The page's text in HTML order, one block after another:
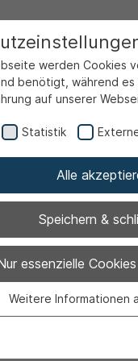
Galerie Ahlen /
werden Cookies
benötigt, während es
auf unserer
Statistik
Alle
Speichern &
essenzielle
werden für
Weitere Informationen